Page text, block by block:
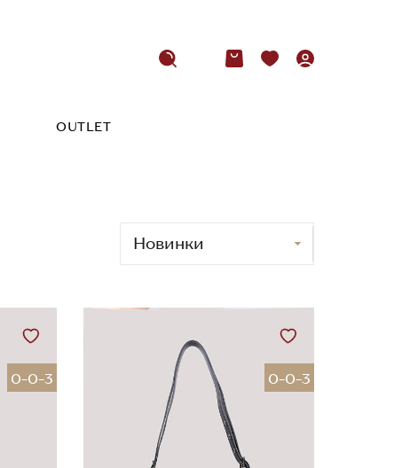
OUTLET
0-0-3 0-0-3